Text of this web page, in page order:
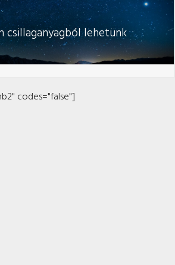
csillaganyagból lehetünk
codes="false"]